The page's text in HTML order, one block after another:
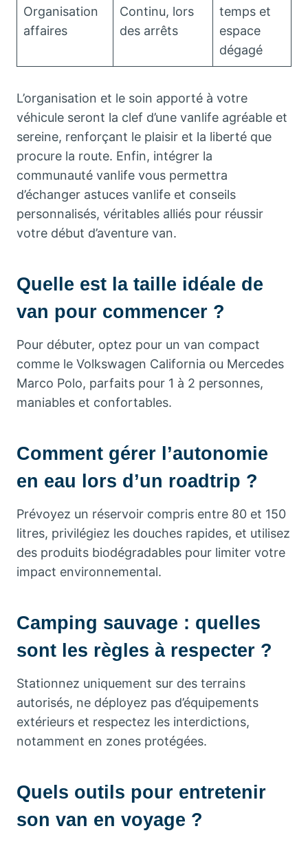
Organisation
affaires
Continu, lors
des arrêts
temps et
espace
dégagé
L’organisation et le soin apporté à votre
véhicule seront la clef d’une vanlife agréable et
sereine, renforçant le plaisir et la liberté que
procure la route. Enfin, intégrer la
communauté vanlife vous permettra
d’échanger astuces vanlife et conseils
personnalisés, véritables alliés pour réussir
votre début d’aventure van.
Quelle est la taille idéale de
van pour commencer ?
Pour débuter, optez pour un van compact
comme le Volkswagen California ou Mercedes
Marco Polo, parfaits pour 1 à 2 personnes,
maniables et confortables.
Comment gérer l’autonomie
en eau lors d’un roadtrip ?
Prévoyez un réservoir compris entre 80 et 150
litres, privilégiez les douches rapides, et utilisez
des produits biodégradables pour limiter votre
impact environnemental.
Camping sauvage : quelles
sont les règles à respecter ?
Stationnez uniquement sur des terrains
autorisés, ne déployez pas d’équipements
extérieurs et respectez les interdictions,
notamment en zones protégées.
Quels outils pour entretenir
son van en voyage ?